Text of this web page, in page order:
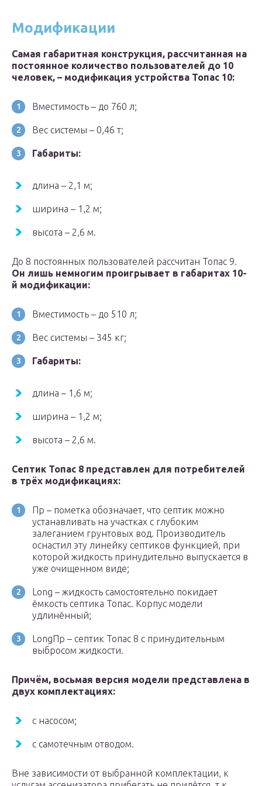
Модификации
Самая габаритная конструкция, рассчитанная на
постоянное количество пользователей до 10
человек, – модификация устройства Топас 10:
Вместимость – до 760 л;
Вес системы – 0,46 т;
Габариты:
длина – 2,1 м;
ширина – 1,2 м;
высота – 2,6 м.
До 8 постоянных пользователей рассчитан Топас 9.
Он лишь немногим проигрывает в габаритах 10-
й модификации:
Вместимость – до 510 л;
Вес системы – 345 кг;
Габариты:
длина – 1,6 м;
ширина – 1,2 м;
высота – 2,6 м.
Септик Топас 8 представлен для потребителей
в трёх модификациях:
Пр – пометка обозначает, что септик можно
устанавливать на участках с глубоким
залеганием грунтовых вод. Производитель
оснастил эту линейку септиков функцией, при
которой жидкость принудительно выпускается в
уже очищенном виде;
Long – жидкость самостоятельно покидает
ёмкость септика Топас. Корпус модели
удлинённый;
LongПр – септик Топас 8 с принудительным
выбросом жидкости.
Причём, восьмая версия модели представлена в
двух комплектациях:
с насосом;
с самотечным отводом.
Вне зависимости от выбранной комплектации, к